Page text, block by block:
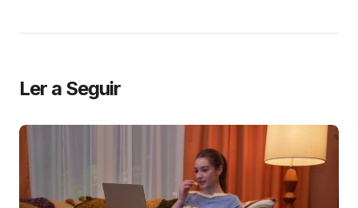
Ler a Seguir